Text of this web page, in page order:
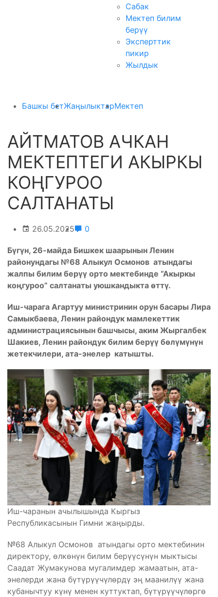
Сабак
Мектеп билим
берүү
Эксперттик
пикир
Жылдык
Башкы бетЖаңылыктарМектеп
АЙТМАТОВ АЧКАН
МЕКТЕПТЕГИ АКЫРКЫ
КОҢГУРОО
САЛТАНАТЫ
26.05.2025 0
Бүгүн, 26-майда Бишкек шаарынын Ленин
районундагы №68 Алыкул Осмонов атындагы
жалпы билим берүү орто мектебинде “Акыркы
коңгуроо” салтанаты уюшкандыкта өттү.
Иш-чарага Агартуу министринин орун басары Лира
Самыкбаева, Ленин райондук мамлекеттик
администрациясынын башчысы, аким Жыргалбек
Шакиев, Ленин райондук билим берүү бөлүмүнүн
жетекчилери, ата-энелер катышты.
Иш-чаранын ачылышында Кыргыз
Республикасынын Гимни жаңырды.
№68 Алыкул Осмонов атындагы орто мектебинин
директору, өлкөнүн билим берүүсүнүн мыктысы
Саадат Жумакунова мугалимдер жамаатын, ата-
энелерди жана бүтүрүүчүлөрдү эң маанилүү жана
кубанычтуу күнү менен куттуктап, бүтүрүүчүлөргө